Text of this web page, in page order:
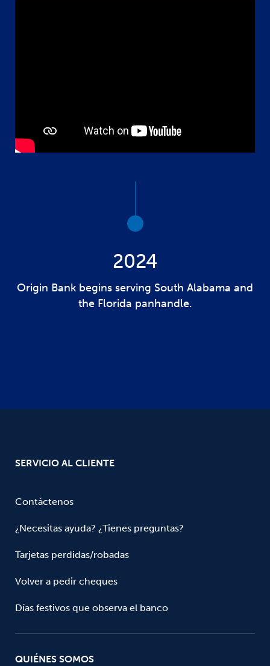
2024
Origin Bank begins serving South Alabama and
the Florida panhandle.
SERVICIO AL CLIENTE
Contáctenos
¿Necesitas ayuda? ¿Tienes preguntas?
Tarjetas perdidas/robadas
Volver a pedir cheques
Días festivos que observa el banco
QUIÉNES SOMOS